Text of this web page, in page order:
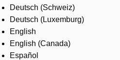
Where to buy
Contact us
Careers
Deutsch (Schweiz)
Deutsch (Luxemburg)
English
English (Canada)
Español